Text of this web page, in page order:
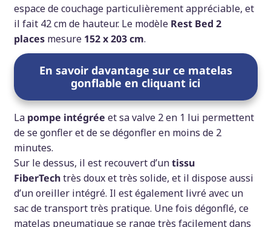
espace de couchage particulièrement appréciable, et
il fait 42 cm de hauteur. Le modèle Rest Bed 2
places mesure 152 x 203 cm.
En savoir davantage sur ce matelas
gonflable en cliquant ici
La pompe intégrée et sa valve 2 en 1 lui permettent
de se gonfler et de se dégonfler en moins de 2
minutes.
Sur le dessus, il est recouvert d’untissu
FiberTechtrès doux et très solide, et il dispose aussi
d’un oreiller intégré. Il est également livré avec un
sac de transport très pratique. Une fois dégonflé, ce
matelas pneumatique se range très facilement dans